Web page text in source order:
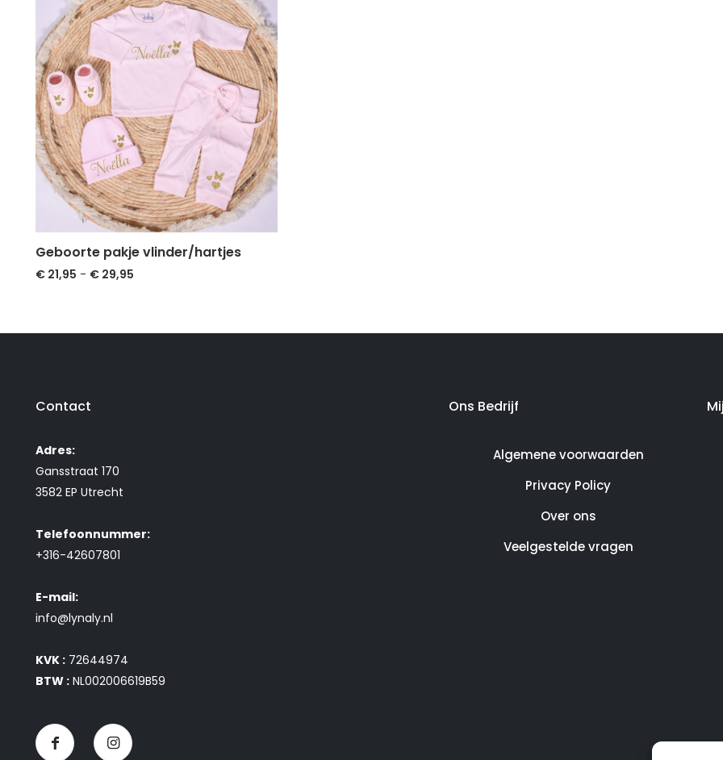
Geboorte pakje vlinder/hartjes
€ 21,95 - € 29,95
€ 29,95
Contact
Adres:
Gansstraat 170
3582 EP Utrecht
Telefoonnummer:
+316-42607801
E-mail:
info@lynaly.nl
KVK : 72644974
BTW : NL002006619B59
Ons Bedrijf
Algemene voorwaarden
Privacy Policy
Over ons
Veelgestelde vragen